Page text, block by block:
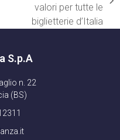
successivo:
valori per tutte le
biglietterie d’Italia
S.p.A
n. 22
(BS)